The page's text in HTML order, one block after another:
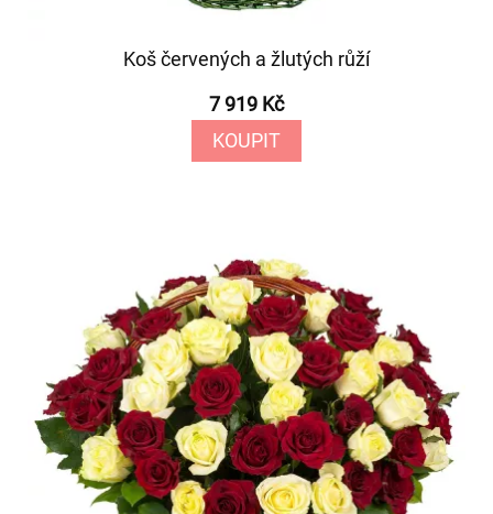
Koš červených a žlutých růží
7 919 Kč
KOUPIT